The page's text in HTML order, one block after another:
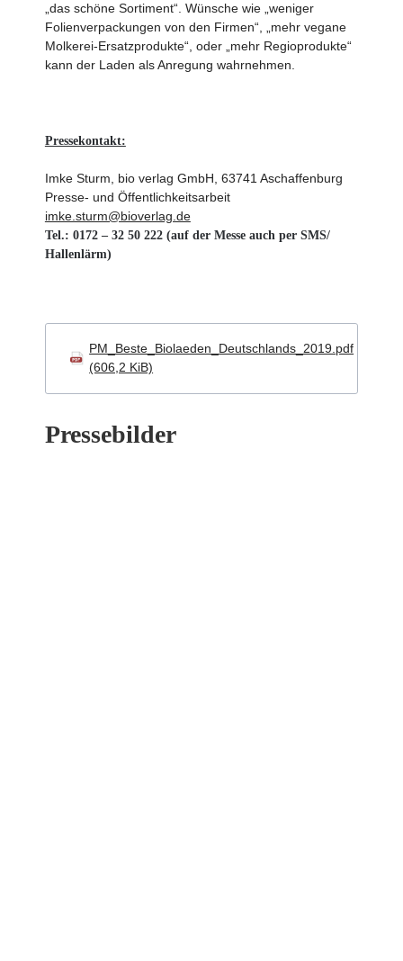
„das schöne Sortiment“. Wünsche wie „weniger
Folienverpackungen von den Firmen“, „mehr vegane
Molkerei-Ersatzprodukte“, oder „mehr Regioprodukte“
kann der Laden als Anregung wahrnehmen.
Pressekontakt:
Imke Sturm, bio verlag GmbH, 63741 Aschaffenburg
Presse- und Öffentlichkeitsarbeit
imke.sturm@bioverlag.de
Tel.: 0172 – 32 50 222 (auf der Messe auch per SMS/
Hallenlärm)
PM_Beste_Biolaeden_Deutschlands_2019.pdf
(606,2 KiB)
Pressebilder